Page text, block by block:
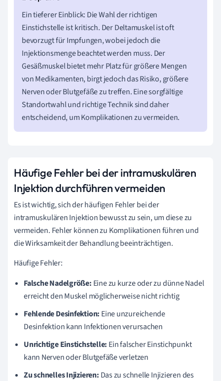
Ein tieferer Einblick: Die Wahl der richtigen
Einstichstelle ist kritisch. Der Deltamuskel ist oft
bevorzugt für Impfungen, wobei jedoch die
Injektionsmenge beachtet werden muss. Der
Gesäßmuskel bietet mehr Platz für größere Mengen
von Medikamenten, birgt jedoch das Risiko, größere
Nerven oder Blutgefäße zu treffen. Eine sorgfältige
Standortwahl und richtige Technik sind daher
entscheidend, um Komplikationen zu vermeiden.
Häufige Fehler bei der intramuskulären
Injektion durchführen vermeiden
Es ist wichtig, sich der häufigen Fehler bei der
intramuskulären Injektion bewusst zu sein, um diese zu
vermeiden. Fehler können zu Komplikationen führen und
die Wirksamkeit der Behandlung beeinträchtigen.
Häufige Fehler:
Falsche Nadelgröße: Eine zu kurze oder zu dünne Nadel
erreicht den Muskel möglicherweise nicht richtig
Fehlende Desinfektion: Eine unzureichende
Desinfektion kann Infektionen verursachen
Unrichtige Einstichstelle: Ein falscher Einstichpunkt
kann Nerven oder Blutgefäße verletzen
Zu schnelles Injizieren: Das zu schnelle Injizieren des